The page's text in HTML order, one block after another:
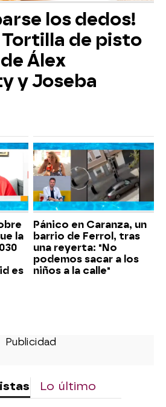
los dedos!
de pisto
Álex
y Joseba
la
es
Pánico en Caranza, un
barrio de Ferrol, tras
una reyerta: "No
podemos sacar a los
niños a la calle"
Lo último